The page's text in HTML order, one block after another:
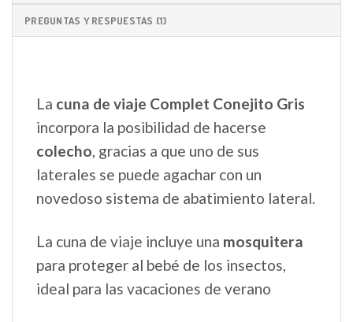
PREGUNTAS Y RESPUESTAS (1)
La cuna de viaje Complet Conejito Gris
incorpora la posibilidad de hacerse
colecho, gracias a que uno de sus
laterales se puede agachar con un
novedoso sistema de abatimiento lateral.
La cuna de viaje incluye una mosquitera
para proteger al bebé de los insectos,
ideal para las vacaciones de verano